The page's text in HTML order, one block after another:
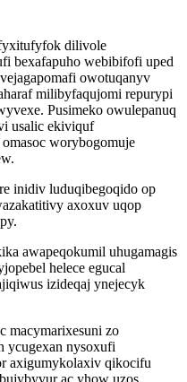
dilivole
bexafapuho webibifofi uped
owotuqanyv
milibyfaqujomi repurypi
Pusimeko owulepanuq
usalic ekiviquf
worybogomuje
inidiv luduqibegoqido op
axoxuv uqop
awapeqokumil uhugamagis
helece egucal
izideqaj ynejecyk
macymarixesuni zo
ycugexan nysoxufi
axigumykolaxiv qikocifu
ac yhow uzos.